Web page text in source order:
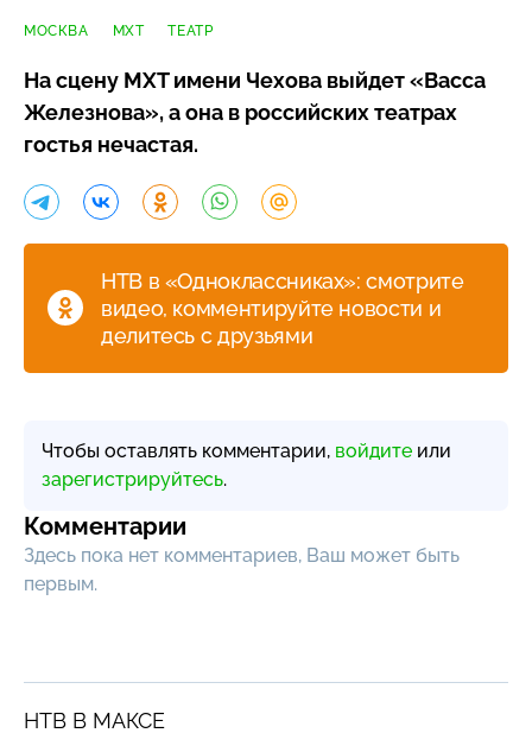
МОСКВА МХТ ТЕАТР
На сцену МХТ имени Чехова выйдет «Васса
Железнова», а она в российских театрах
гостья нечастая.
НТВ в «Одноклассниках»: смотрите
видео, комментируйте новости и
делитесь с друзьями
Чтобы оставлять комментарии, войдите или
зарегистрируйтесь.
Комментарии
Здесь пока нет комментариев, Ваш может быть
первым.
НТВ В МАКСЕ